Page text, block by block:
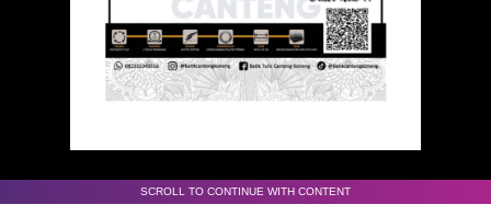
SCROLL TO CONTINUE WITH CONTENT